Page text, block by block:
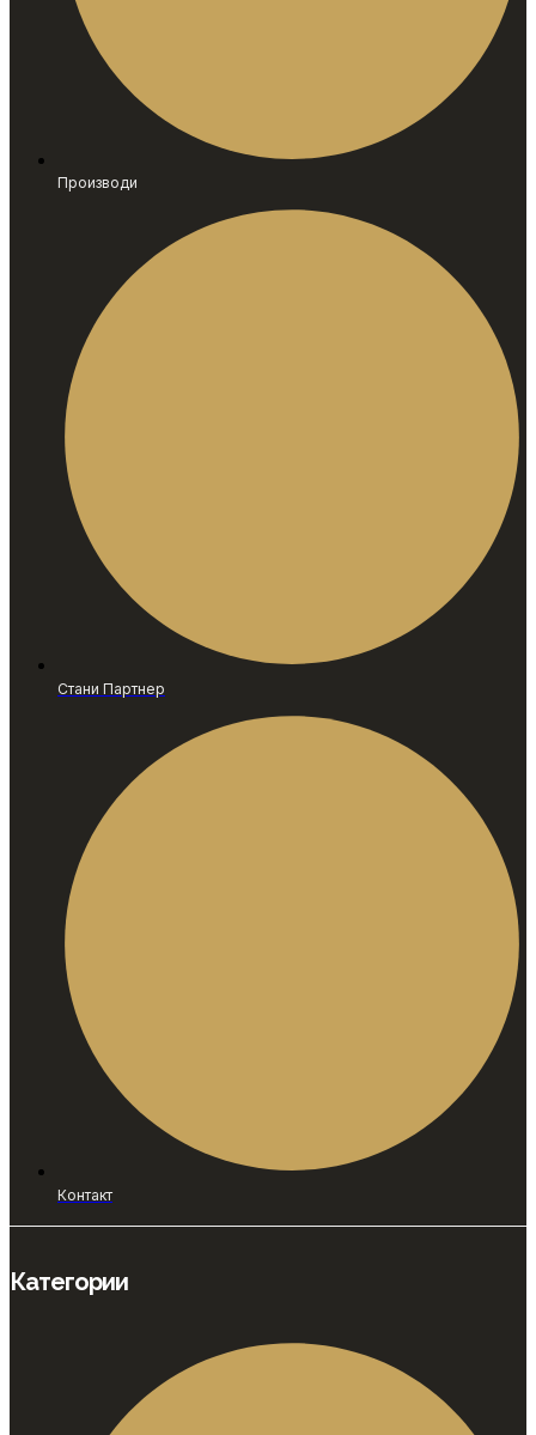
Производи
Стани Партнер
Контакт
Категории